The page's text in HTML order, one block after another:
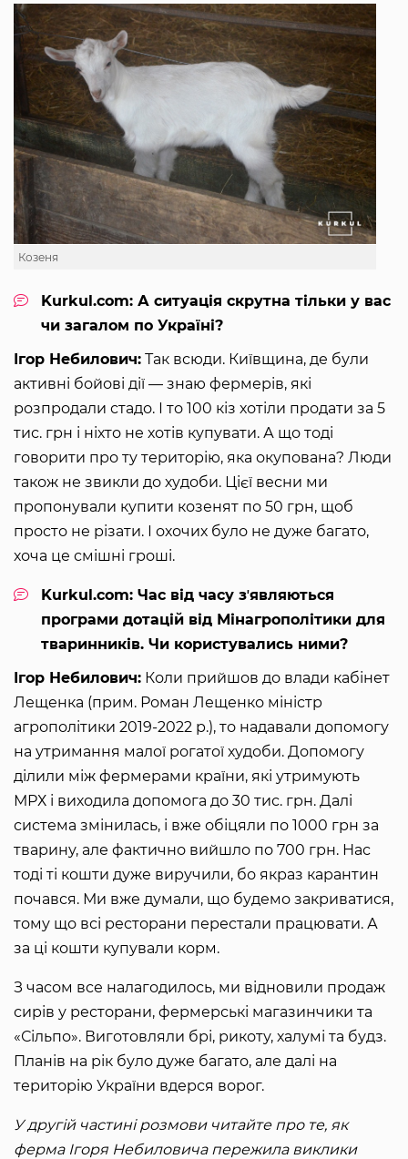
Козеня
Kurkul.com: А ситуація скрутна тільки у вас
чи загалом по Україні?
Ігор Небилович: Так всюди. Київщина, де були
активні бойові дії — знаю фермерів, які
розпродали стадо. І то 100 кіз хотіли продати за 5
тис. грн і ніхто не хотів купувати. А що тоді
говорити про ту територію, яка окупована? Люди
також не звикли до худоби. Цієї весни ми
пропонували купити козенят по 50 грн, щоб
просто не різати. І охочих було не дуже багато,
хоча це смішні гроші.
Kurkul.com: Час від часу зʼявляються
програми дотацій від Мінагрополітики для
тваринників. Чи користувались ними?
Ігор Небилович: Коли прийшов до влади кабінет
Лещенка (прим. Роман Лещенко міністр
агрополітики 2019-2022 р.), то надавали допомогу
на утримання малої рогатої худоби. Допомогу
ділили між фермерами країни, які утримують
МРХ і виходила допомога до 30 тис. грн. Далі
система змінилась, і вже обіцяли по 1000 грн за
тварину, але фактично вийшло по 700 грн. Нас
тоді ті кошти дуже виручили, бо якраз карантин
почався. Ми вже думали, що будемо закриватися,
тому що всі ресторани перестали працювати. А
за ці кошти купували корм.
З часом все налагодилось, ми відновили продаж
сирів у ресторани, фермерські магазинчики та
«Сільпо». Виготовляли брі, рикоту, халумі та будз.
Планів на рік було дуже багато, але далі на
територію України вдерся ворог.
У другій частині розмови читайте про те, як
ферма Ігоря Небиловича пережила виклики